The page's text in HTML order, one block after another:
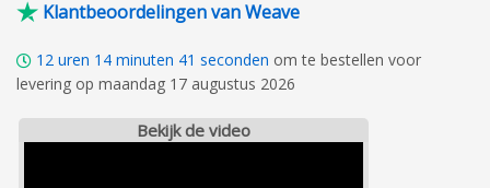
Klantbeoordelingen van Weave
12 uren 14 minuten 40 seconden om te bestellen voor
levering op maandag 17 augustus 2026
Bekijk de video